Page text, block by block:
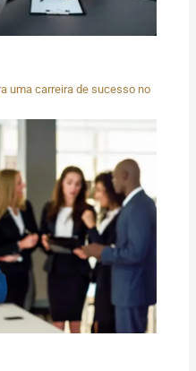
uma carreira de sucesso no